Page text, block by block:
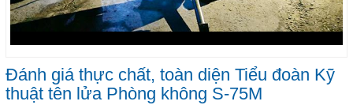
Đánh giá thực chất, toàn diện Tiểu đoàn Kỹ
thuật tên lửa Phòng không S-75M